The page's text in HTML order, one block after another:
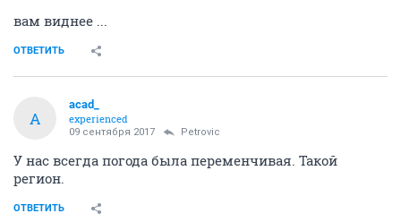
вам виднее ...
ОТВЕТИТЬ
A
acad_
experienced
09 сентября 2017 Petrovic
У нас всегда погода была переменчивая. Такой
регион.
ОТВЕТИТЬ